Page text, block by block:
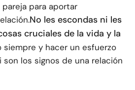
para aportar
No les escondas ni les
cruciales de la vida y la
siempre y hacer un esfuerzo
los signos de una relación